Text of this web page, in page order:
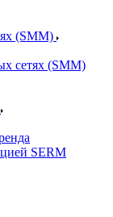
(SMM)
сетях (SMM)
SERM